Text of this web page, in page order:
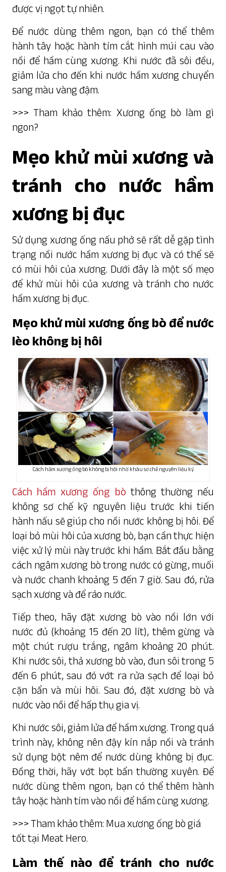
được vị ngọt tự nhiên.
Để nước dùng thêm ngon, bạn có thể thêm
hành tây hoặc hành tím cắt hình múi cau vào
nồi để hầm cùng xương. Khi nước đã sôi đều,
giảm lửa cho đến khi nước hầm xương chuyển
sang màu vàng đậm.
>>> Tham khảo thêm: Xương ống bò làm gì
ngon?
Mẹo khử mùi xương và
tránh cho nước hầm
xương bị đục
Sử dụng xương ống nấu phở sẽ rất dễ gặp tình
trạng nồi nước hầm xương bị đục và có thể sẽ
có mùi hôi của xương. Dưới đây là một số mẹo
để khử mùi hôi của xương và tránh cho nước
hầm xương bị đục.
Mẹo khử mùi xương ống bò để nước
lèo không bị hôi
Cách hầm xương ống bò không bị hôi nhờ khâu sơ chế nguyên liệu kỹ
Cách hầm xương ống bò thông thường nếu
không sơ chế kỹ nguyên liệu trước khi tiến
hành nấu sẽ giúp cho nồi nước không bị hôi. Để
loại bỏ mùi hôi của xương bò, bạn cần thực hiện
việc xử lý mùi này trước khi hầm. Bắt đầu bằng
cách ngâm xương bò trong nước có gừng, muối
và nước chanh khoảng 5 đến 7 giờ. Sau đó, rửa
sạch xương và để ráo nước.
Tiếp theo, hãy đặt xương bò vào nồi lớn với
nước đủ (khoảng 15 đến 20 lít), thêm gừng và
một chút rượu trắng, ngâm khoảng 20 phút.
Khi nước sôi, thả xương bò vào, đun sôi trong 5
đến 6 phút, sau đó vớt ra rửa sạch để loại bỏ
cặn bẩn và mùi hôi. Sau đó, đặt xương bò và
nước vào nồi để hấp thụ gia vị.
Khi nước sôi, giảm lửa để hầm xương. Trong quá
trình này, không nên đậy kín nắp nồi và tránh
sử dụng bột nêm để nước dùng không bị đục.
Đồng thời, hãy vớt bọt bẩn thường xuyên. Để
nước dùng thêm ngon, bạn có thể thêm hành
tây hoặc hành tím vào nồi để hầm cùng xương.
>>> Tham khảo thêm: Mua xương ống bò giá
tốt tại Meat Hero.
Làm thế nào để tránh cho nước